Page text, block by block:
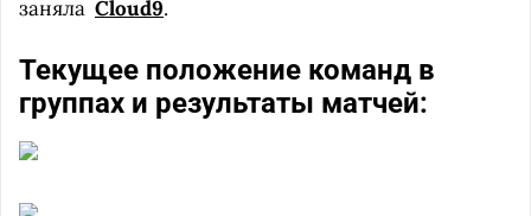
заняла Cloud9.
Текущее положение команд в
группах и результаты матчей: